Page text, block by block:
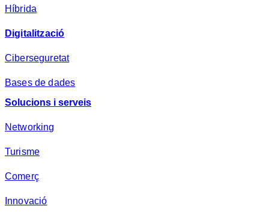
Híbrida
Digitalització
Ciberseguretat
Bases de dades
Solucions i serveis
Networking
Turisme
Comerç
Innovació